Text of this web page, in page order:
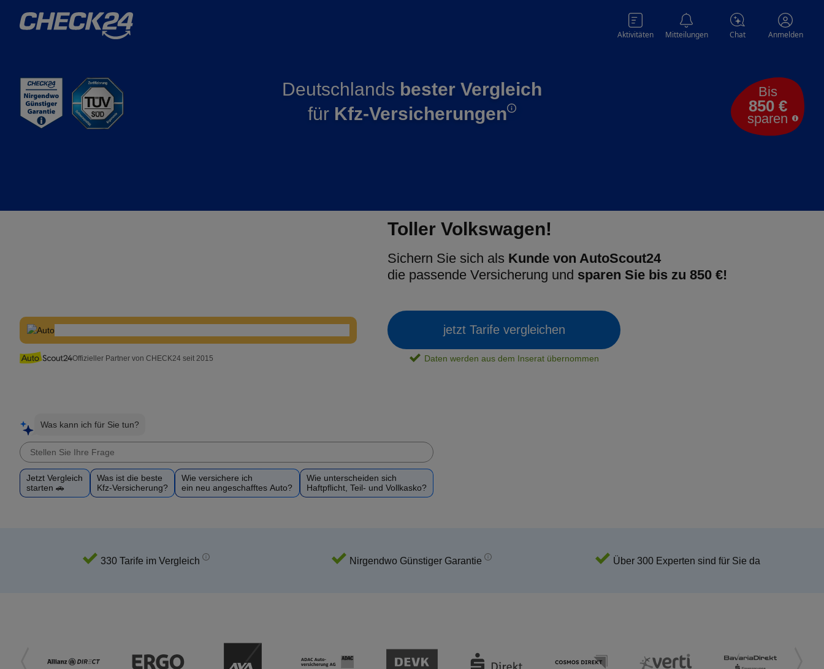
Aktivitäten Mitteilungen Chat Anmelden
Deutschlands bester Vergleich
für Kfz-Versicherungen
Bis
850 €
sparen
Offizieller Partner von CHECK24 seit 2015
Toller Volkswagen!
Sichern Sie sich als Kunde von AutoScout24
die passende Versicherung und sparen Sie bis zu 850 €!
jetzt Tarife vergleichen
Daten werden aus dem Inserat übernommen
Was kann ich für Sie tun?
Jetzt Vergleich
starten 🚗
Was ist die beste
Kfz-Versicherung?
Wie versichere ich
ein neu angeschafftes Auto?
Wie unterscheiden sich
Haftpflicht, Teil- und Vollkasko?
330 Tarife im Vergleich Nirgendwo Günstiger Garantie Über 300 Experten sind für Sie da